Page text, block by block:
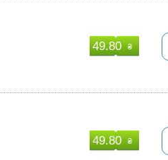
49.80 ₴
49.80 ₴